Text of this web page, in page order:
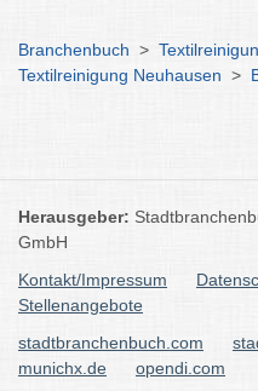
Branchenbuch >
Textilreinigung Neuhausen >
Herausgeber:
GmbH
Kontakt/Impressum
Stellenangebote
stadtbranchenbuch.com
munichx.de
opendi.com